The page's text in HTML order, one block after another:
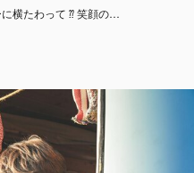
横たわって ⁇ 笑顔の…